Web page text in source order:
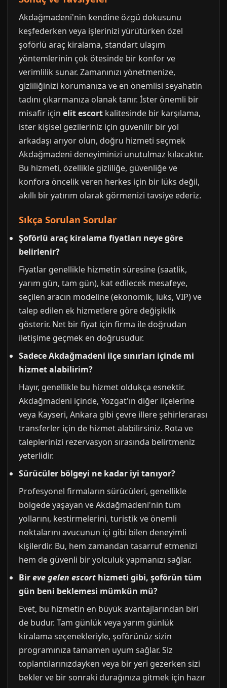
Akdağmadeni'nin kendine özgü dokusunu
keşfederken veya işlerinizi yürütürken özel
şoförlü araç kiralama, standart ulaşım
yöntemlerinin çok ötesinde bir konfor ve
verimlilik sunar. Zamanınızı yönetmenize,
gizliliğinizi korumanıza ve en önemlisi seyahatin
tadını çıkarmanıza olanak tanır. İster önemli bir
misafir için elit escort kalitesinde bir karşılama,
ister kişisel gezileriniz için güvenilir bir yol
arkadaşı arıyor olun, doğru hizmeti seçmek
Akdağmadeni deneyiminizi unutulmaz kılacaktır.
Bu hizmeti, özellikle gizliliğe, güvenliğe ve
konfora öncelik veren herkes için bir lüks değil,
akıllı bir yatırım olarak görmenizi tavsiye ederiz.
Sıkça Sorulan Sorular
Şoförlü araç kiralama fiyatları neye göre
belirlenir?
Fiyatlar genellikle hizmetin süresine (saatlik,
yarım gün, tam gün), kat edilecek mesafeye,
seçilen aracın modeline (ekonomik, lüks, VIP) ve
talep edilen ek hizmetlere göre değişiklik
gösterir. Net bir fiyat için firma ile doğrudan
iletişime geçmek en doğrusudur.
Sadece Akdağmadeni ilçe sınırları içinde mi
hizmet alabilirim?
Hayır, genellikle bu hizmet oldukça esnektir.
Akdağmadeni içinde, Yozgat'ın diğer ilçelerine
veya Kayseri, Ankara gibi çevre illere şehirlerarası
transferler için de hizmet alabilirsiniz. Rota ve
taleplerinizi rezervasyon sırasında belirtmeniz
yeterlidir.
Sürücüler bölgeyi ne kadar iyi tanıyor?
Profesyonel firmaların sürücüleri, genellikle
bölgede yaşayan ve Akdağmadeni'nin tüm
yollarını, kestirmelerini, turistik ve önemli
noktalarını avucunun içi gibi bilen deneyimli
kişilerdir. Bu, hem zamandan tasarruf etmenizi
hem de güvenli bir yolculuk yapmanızı sağlar.
Bireve gelen escort hizmeti gibi, şoförün tüm
gün beni beklemesi mümkün mü?
Evet, bu hizmetin en büyük avantajlarından biri
de budur. Tam günlük veya yarım günlük
kiralama seçenekleriyle, şoförünüz sizin
programınıza tamamen uyum sağlar. Siz
toplantılarınızdayken veya bir yeri gezerken sizi
bekler ve bir sonraki durağınıza gitmek için hazır